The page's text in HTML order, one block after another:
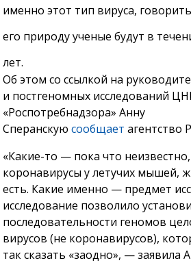
именно этот тип вируса,
его природу ученые будут в
лет.
Об этом со ссылкой на
и постгеномных исследований
«Роспотребнадзора» Анну
Сперанскуюсообщает агентство
«Какие-то — пока что
коронавирусы у летучих мышей,
есть. Какие именно — предмет
исследование позволило
последовательности геномов
вирусов (не коронавирусов),
так сказать «заодно», — заявила